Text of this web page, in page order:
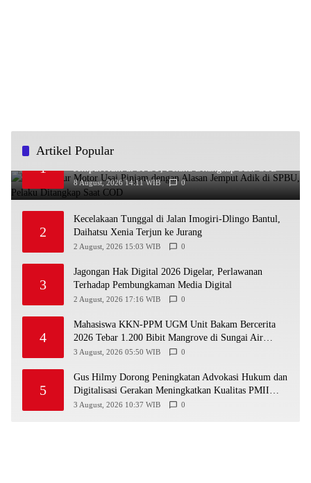
Artikel Popular
1
Bawa Kabur Motor Usai Pinjam dengan Alasan
Jemput Adik di SPBU, Pelaku Ditangkap Saat COD
8 August, 2026 14:11 WIB 0
2
Kecelakaan Tunggal di Jalan Imogiri-Dlingo Bantul,
Daihatsu Xenia Terjun ke Jurang
2 August, 2026 15:03 WIB 0
3
Jagongan Hak Digital 2026 Digelar, Perlawanan
Terhadap Pembungkaman Media Digital
2 August, 2026 17:16 WIB 0
4
Mahasiswa KKN-PPM UGM Unit Bakam Bercerita
2026 Tebar 1.200 Bibit Mangrove di Sungai Air
Layang
3 August, 2026 05:50 WIB 0
5
Gus Hilmy Dorong Peningkatan Advokasi Hukum dan
Digitalisasi Gerakan Meningkatkan Kualitas PMII
DIY
3 August, 2026 10:37 WIB 0